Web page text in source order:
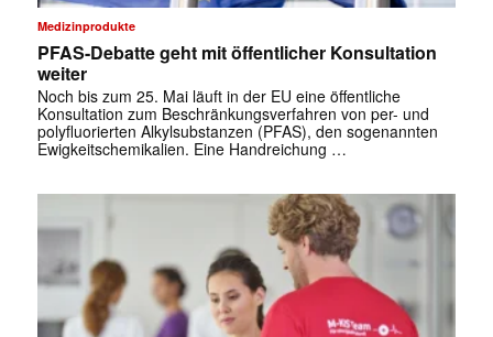
✕
Medizinprodukte
PFAS-Debatte geht mit öffentlicher Konsultation
weiter
Noch bis zum 25. Mai läuft in der EU eine öffentliche
Konsultation zum Beschränkungsverfahren von per- und
polyfluorierten Alkylsubstanzen (PFAS), den sogenannten
Ewigkeitschemikalien. Eine Handreichung …